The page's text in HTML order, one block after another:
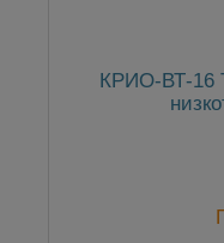
КРИО-ВТ-16